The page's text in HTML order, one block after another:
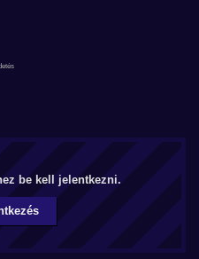
be kell jelentkezni.